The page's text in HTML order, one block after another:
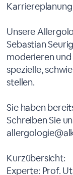
Unsere
Sebastian
moderieren und
spezielle,
stellen.
Sie haben
Schreiben Sie
Kurzübersicht:
Experte: Prof.